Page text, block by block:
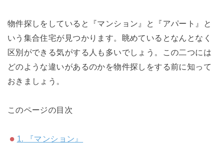
物件探しをしていると『マンション』と『アパート』と
いう集合住宅が見つかります。眺めているとなんとなく
区別ができる気がする人も多いでしょう。この二つには
どのような違いがあるのかを物件探しをする前に知って
おきましょう。
このページの目次
1. 『マンション』